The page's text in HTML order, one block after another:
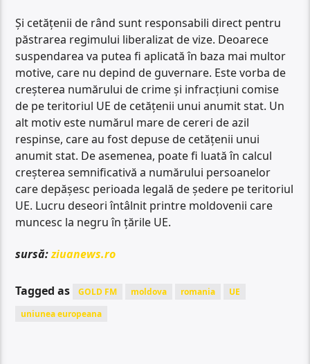
Şi cetăţenii de rând sunt responsabili direct pentru
păstrarea regimului liberalizat de vize. Deoarece
suspendarea va putea fi aplicată în baza mai multor
motive, care nu depind de guvernare. Este vorba de
creşterea numărului de crime şi infracţiuni comise
de pe teritoriul UE de cetăţenii unui anumit stat. Un
alt motiv este numărul mare de cereri de azil
respinse, care au fost depuse de cetăţenii unui
anumit stat. De asemenea, poate fi luată în calcul
creșterea semnificativă a numărului persoanelor
care depășesc perioada legală de ședere pe teritoriul
UE. Lucru deseori întâlnit printre moldovenii care
muncesc la negru în ţările UE.
sursă:ziuanews.ro
Tagged as GOLD FM moldova romania
UE
uniunea europeana